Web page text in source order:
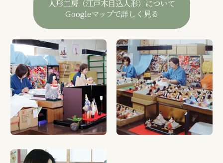
人形工房（江戸木目込人形）について
Googleマップで詳しく見る